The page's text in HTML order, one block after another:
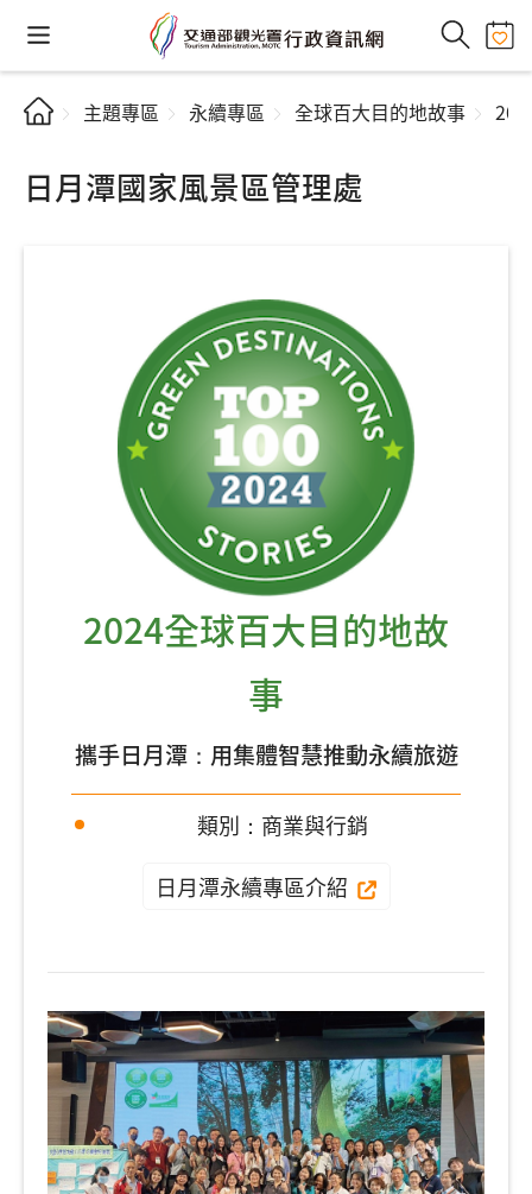
主題專區 永續專區 全球百大目的地故事
日月潭國家風景區管理處
2024全球百大目的地故
事
攜手日月潭：用集體智慧推動永續旅遊
類別：商業與行銷
日月潭永續專區介紹